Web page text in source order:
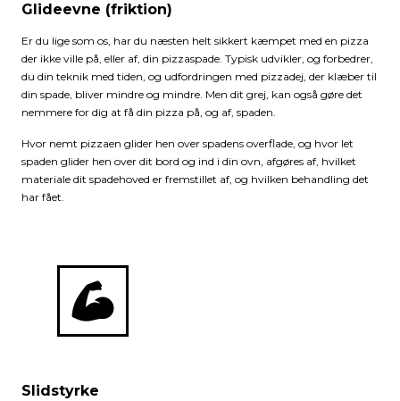
Glideevne (friktion)
Er du lige som os, har du næsten helt sikkert kæmpet med en pizza
der ikke ville på, eller af, din pizzaspade. Typisk udvikler, og forbedrer,
du din teknik med tiden, og udfordringen med pizzadej, der klæber til
din spade, bliver mindre og mindre. Men dit grej, kan også gøre det
nemmere for dig at få din pizza på, og af, spaden.
Hvor nemt pizzaen glider hen over spadens overflade, og hvor let
spaden glider hen over dit bord og ind i din ovn, afgøres af, hvilket
materiale dit spadehoved er fremstillet af, og hvilken behandling det
har fået.
Slidstyrke